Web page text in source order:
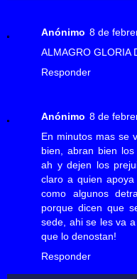
Anónimo 8 de
ALMAGRO GLORIA
Responder
Anónimo 8 de
En minutos mas se
bien, abran bien
ah y dejen los
claro a quien
como algunos
porque dicen que
sede, ahi se les va
que lo denostan!
Responder